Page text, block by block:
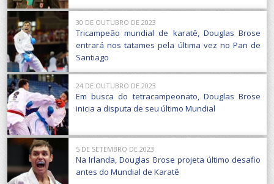
30 DE OUTUBRO DE 2023
Tricampeão mundial de karatê, Douglas Brose
entrará nos tatames pela última vez no Pan de
Santiago
24 DE OUTUBRO DE 2023
Em busca do tetracampeonato, Douglas Brose
inicia a disputa de seu último Mundial
5 DE SETEMBRO DE 2023
Na Irlanda, Douglas Brose projeta último desafio
antes do Mundial de Karatê